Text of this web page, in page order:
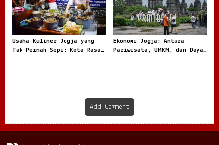
Usaha Kuliner Jogja yang
Tak Pernah Sepi: Kota Rasa
Ekonomi Jogja: Antara
Pariwisata, UMKM, dan Daya
Add Comment